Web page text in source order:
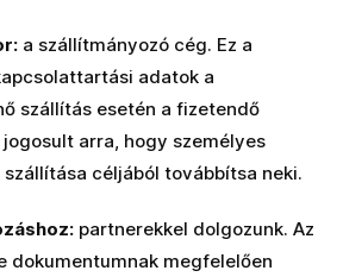
a szállítmányozó cég. Ez a
adatok a
szállítás esetén a fizetendő
arra, hogy személyes
céljából továbbítsa neki.
partnerekkel dolgozunk. Az
dokumentumnak megfelelően